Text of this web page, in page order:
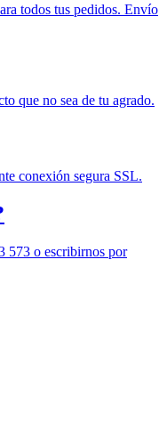
todos tus pedidos. Envío
que no sea de tu agrado.
conexión segura SSL.
573 o escribirnos por